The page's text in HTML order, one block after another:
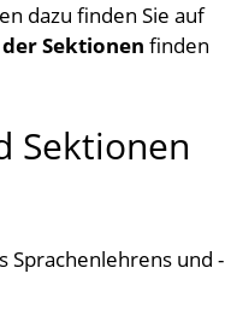
dazu finden Sie auf
Sektionen finden
Sektionen
Sprachenlehrens und -